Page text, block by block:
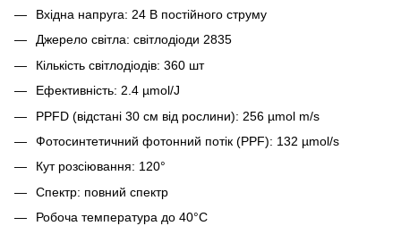
Вхідна напруга: 24 В постійного струму
Джерело світла: світлодіоди 2835
Кількість світлодіодів: 360 шт
Ефективність: 2.4 µmol/J
PPFD (відстані 30 см від рослини): 256 µmol m/s
Фотосинтетичний фотонний потік (PPF): 132 µmol/s
Кут розсіювання: 120°
Спектр: повний спектр
Робоча температура до 40°С